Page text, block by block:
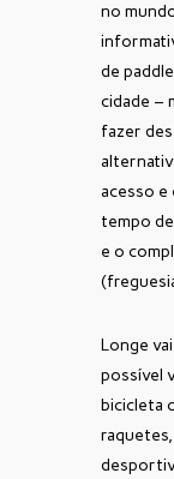
no
de
cidade –
fazer
acesso e
tempo
e o
Longe
possível
bicicleta